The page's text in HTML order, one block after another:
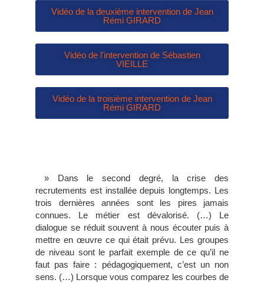
Vidéo de la deuxième intervention de Jean
Rémi GIRARD
Vidéo de l'intervention de Sébastien
VIEILLE
Vidéo de la troisième intervention de Jean
Rémi GIRARD
» Dans le second degré, la crise des
recrutements est installée depuis longtemps. Les
trois dernières années sont les pires jamais
connues. Le métier est dévalorisé. (…) Le
dialogue se réduit souvent à nous écouter puis à
mettre en œuvre ce qui était prévu. Les groupes
de niveau sont le parfait exemple de ce qu’il ne
faut pas faire : pédagogiquement, c’est un non
sens. (…) Lorsque vous comparez les courbes de